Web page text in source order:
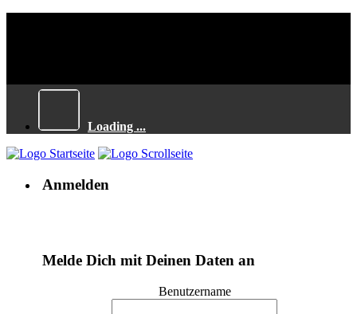
Loading ...
Anmelden
Melde Dich mit Deinen Daten an
Benutzername